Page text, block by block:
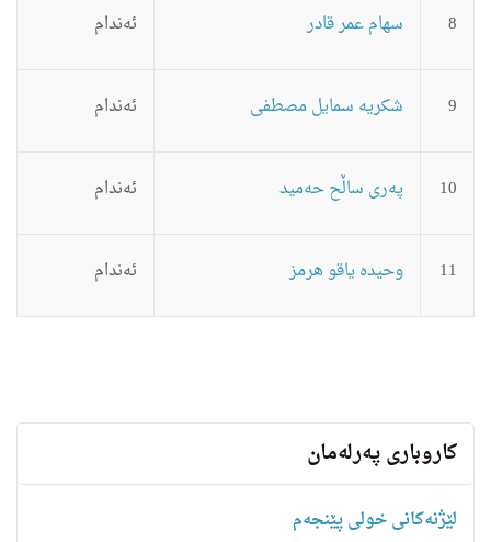
8 سهام عمر قادر ئه‌ندام
9 شكریه‌ سمایل مصطفى ئه‌ندام
10 په‌ری ساڵح حه‌مید ئه‌ندام
11 وحیده‌ یاقو هرمز ئه‌ندام
کاروباری پەرلەمان
لێژنەکانی خولی پێنجەم